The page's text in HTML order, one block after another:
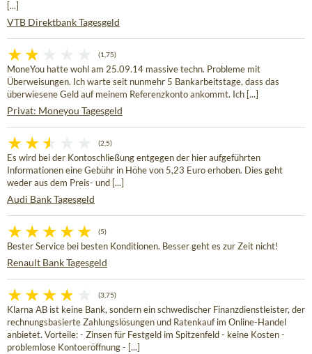
[...]
VTB Direktbank Tagesgeld
(1,75)
MoneYou hatte wohl am 25.09.14 massive techn. Probleme mit
Überweisungen. Ich warte seit nunmehr 5 Bankarbeitstage, dass das
überwiesene Geld auf meinem Referenzkonto ankommt. Ich [...]
Privat: Moneyou Tagesgeld
(2,5)
Es wird bei der Kontoschließung entgegen der hier aufgeführten
Informationen eine Gebühr in Höhe von 5,23 Euro erhoben. Dies geht
weder aus dem Preis- und [...]
Audi Bank Tagesgeld
(5)
Bester Service bei besten Konditionen. Besser geht es zur Zeit nicht!
Renault Bank Tagesgeld
(3,75)
Klarna AB ist keine Bank, sondern ein schwedischer Finanzdienstleister, der
rechnungsbasierte Zahlungslösungen und Ratenkauf im Online-Handel
anbietet. Vorteile: - Zinsen für Festgeld im Spitzenfeld - keine Kosten -
problemlose Kontoeröffnung - [...]